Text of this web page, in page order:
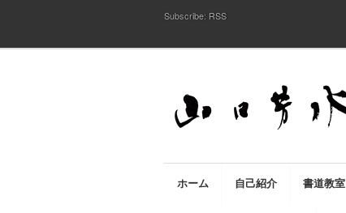
Subscribe: RSS
ホーム 自己紹介 書道教室